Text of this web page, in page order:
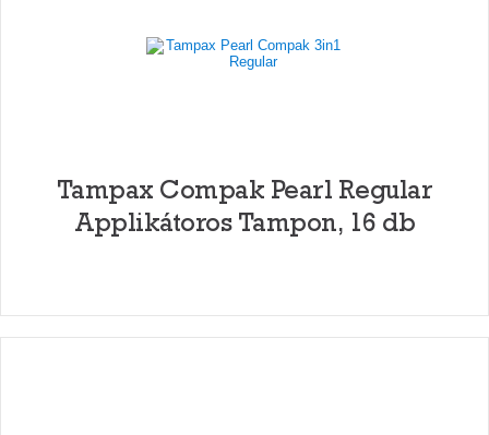
Tampax Compak Pearl Regular
Applikátoros Tampon, 16 db